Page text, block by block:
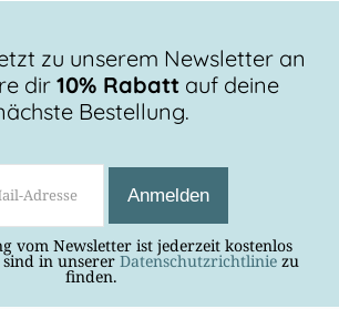
zu unserem Newsletter an
dir 10% Rabattauf deine
Bestellung.
vom Newsletter ist jederzeit kostenlos
in unserer Datenschutzrichtlinie zu
finden.